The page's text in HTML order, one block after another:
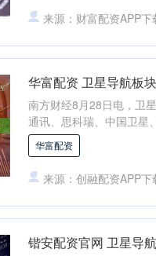
来源：财富配资APP下
华富配资 卫星导航板
南方财经8月28日电，卫
通讯、思科瑞、中国卫星
华富配资
来源：创融配资APP下
锴安配资官网 卫星导